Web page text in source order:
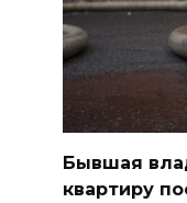
Бывшая
квартиру